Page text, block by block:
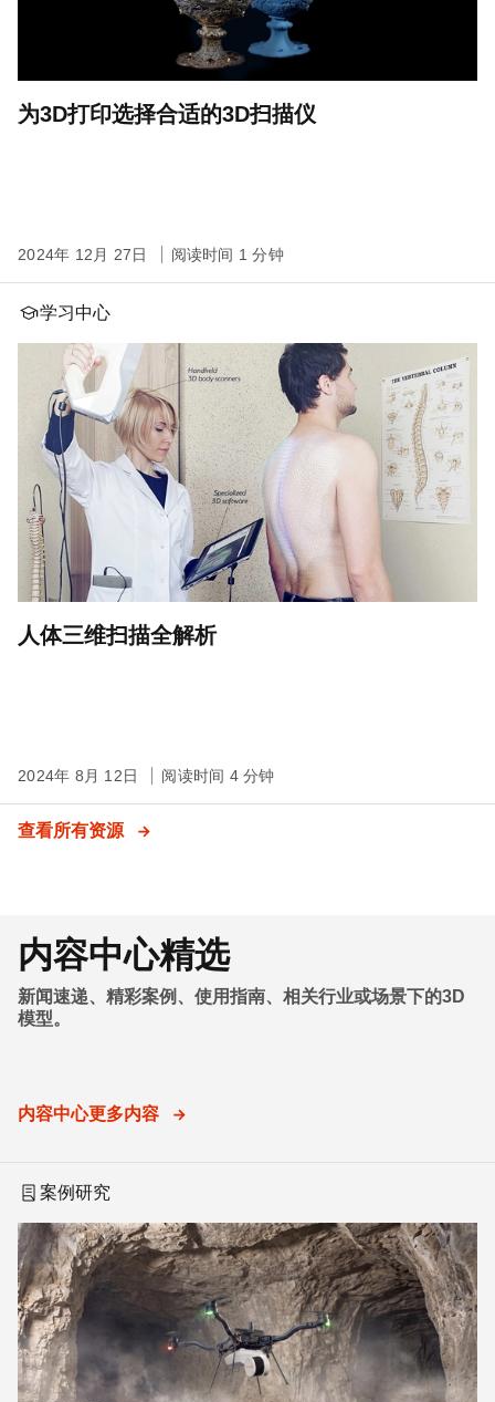
为3D打印选择合适的3D扫描仪
2024年 12月 27日 阅读时间 1 分钟
学习中心
人体三维扫描全解析
2024年 8月 12日 阅读时间 4 分钟
查看所有资源
内容中心精选
新闻速递、精彩案例、使用指南、相关行业或场景下的3D
模型。
内容中心更多内容
案例研究